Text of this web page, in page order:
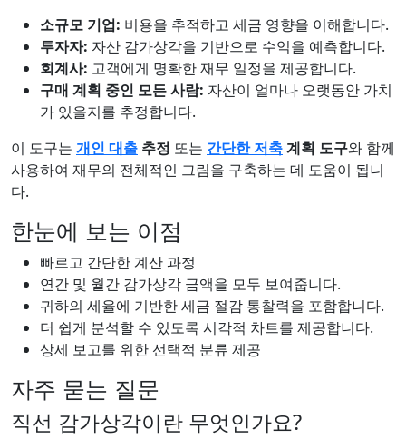
소규모 기업: 비용을 추적하고 세금 영향을 이해합니다.
투자자: 자산 감가상각을 기반으로 수익을 예측합니다.
회계사: 고객에게 명확한 재무 일정을 제공합니다.
구매 계획 중인 모든 사람: 자산이 얼마나 오랫동안 가치
가 있을지를 추정합니다.
이 도구는 개인 대출 추정 또는 간단한 저축계획 도구와 함께
사용하여 재무의 전체적인 그림을 구축하는 데 도움이 됩니
다.
한눈에 보는 이점
빠르고 간단한 계산 과정
연간 및 월간 감가상각 금액을 모두 보여줍니다.
귀하의 세율에 기반한 세금 절감 통찰력을 포함합니다.
더 쉽게 분석할 수 있도록 시각적 차트를 제공합니다.
상세 보고를 위한 선택적 분류 제공
자주 묻는 질문
직선 감가상각이란 무엇인가요?